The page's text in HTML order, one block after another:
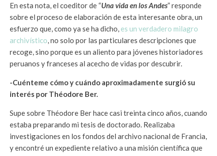
En esta nota, el coeditor de “Una vida en los Andes” responde
sobre el proceso de elaboración de esta interesante obra, un
esfuerzo que, como ya se ha dicho, es un verdadero milagro
archivístico , no solo por las particulares descripciones que
recoge, sino porque es un aliento para jóvenes historiadores
peruanos y franceses al acecho de vidas por descubrir.
-Cuénteme cómo y cuándo aproximadamente surgió su
interés por Théodore Ber.
Supe sobre Théodore Ber hace casi treinta cinco años, cuando
estaba preparando mi tesis de doctorado. Realizaba
investigaciones en los fondos del archivo nacional de Francia,
y encontré un expediente relativo a una misión científica que